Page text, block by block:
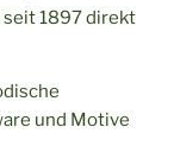
seit 1897 direkt
und Motive